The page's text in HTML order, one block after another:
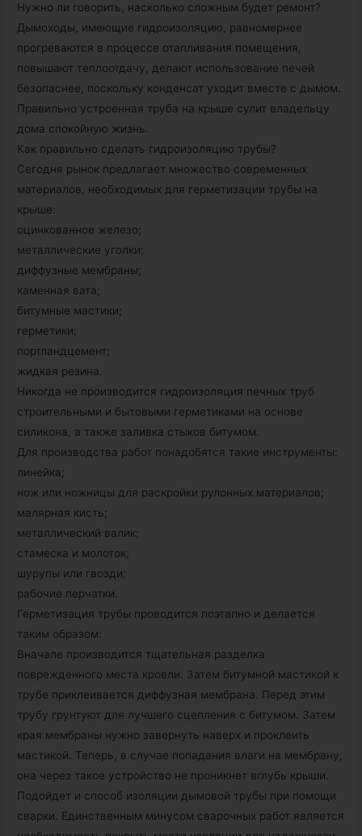
Нужно ли говорить, насколько сложным будет ремонт?
Дымоходы, имеющие гидроизоляцию, равномернее
прогреваются в процессе отапливания помещения,
повышают теплоотдачу, делают использование печей
безопаснее, поскольку конденсат уходит вместе с дымом.
Правильно устроенная труба на крыше сулит владельцу
дома спокойную жизнь.
Как правильно сделать гидроизоляцию трубы?
Сегодня рынок предлагает множество современных
материалов, необходимых для герметизации трубы на
крыше:
оцинкованное железо;
металлические уголки;
диффузные мембраны;
каменная вата;
битумные мастики;
герметики;
портландцемент;
жидкая резина.
Никогда не производится гидроизоляция печных труб
строительными и бытовыми герметиками на основе
силикона, а также заливка стыков битумом.
Для производства работ понадобятся такие инструменты:
линейка;
нож или ножницы для раскройки рулонных материалов;
малярная кисть;
металлический валик;
стамеска и молоток;
шурупы или гвозди;
рабочие перчатки.
Герметизация трубы проводится поэтапно и делается
таким образом:
Вначале производится тщательная разделка
поврежденного места кровли. Затем битумной мастикой к
трубе приклеивается диффузная мембрана. Перед этим
трубу грунтуют для лучшего сцепления с битумом. Затем
края мембраны нужно завернуть наверх и проклеить
мастикой. Теперь, в случае попадания влаги на мембрану,
она через такое устройство не проникнет вглубь крыши.
Подойдет и способ изоляции дымовой трубы при помощи
сварки. Единственным минусом сварочных работ является